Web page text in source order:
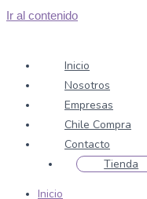
Ir al contenido
Inicio
Nosotros
Empresas
Chile Compra
Contacto
Tienda
Inicio